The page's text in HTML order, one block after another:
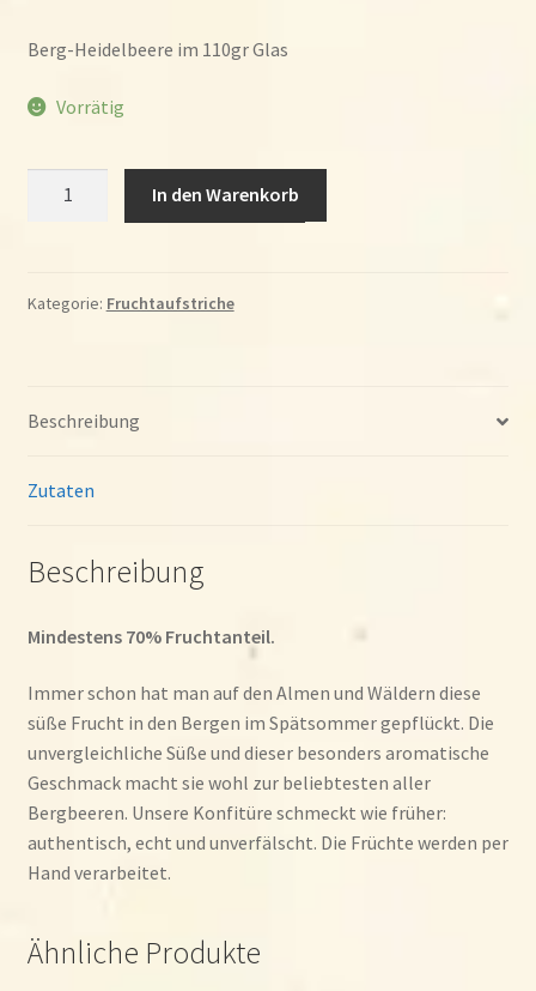
Berg-Heidelbeere im 110gr Glas
Vorrätig
In den Warenkorb
Kategorie: Fruchtaufstriche
Beschreibung
Zutaten
Beschreibung
Mindestens 70% Fruchtanteil.
Immer schon hat man auf den Almen und Wäldern diese
süße Frucht in den Bergen im Spätsommer gepflückt. Die
unvergleichliche Süße und dieser besonders aromatische
Geschmack macht sie wohl zur beliebtesten aller
Bergbeeren. Unsere Konfitüre schmeckt wie früher:
authentisch, echt und unverfälscht. Die Früchte werden per
Hand verarbeitet.
Ähnliche Produkte